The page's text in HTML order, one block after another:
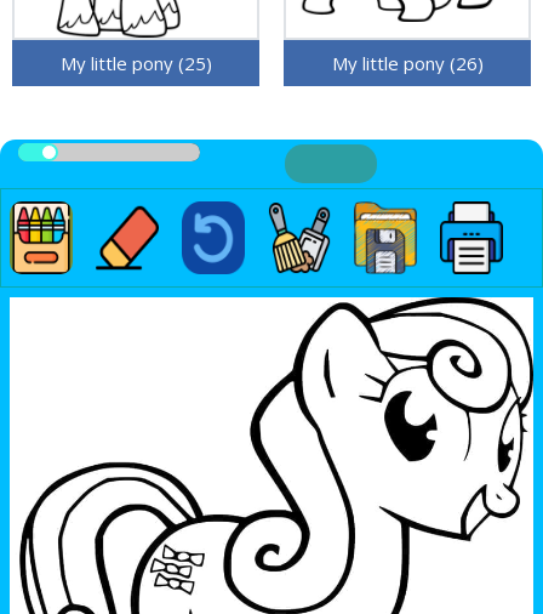
My little pony (25) My little pony (26)